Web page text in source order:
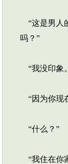
“这是男人
吗？”
“我没印象
“因为你现
“什么？”
“我住在你